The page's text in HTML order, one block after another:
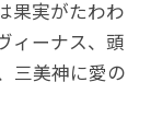
果実がたわわ
ィーナス、頭
三美神に愛の